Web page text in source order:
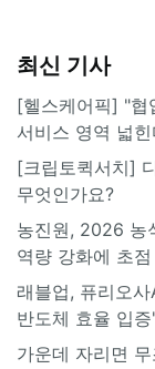
최신 기사
[헬스케어픽] "협
서비스 영역 넓
[크립토퀵서치]
무엇인가요?
농진원, 2026 농
역량 강화에 초점
래블업, 퓨리오사
반도체 효율 입증'
가운데 자리면